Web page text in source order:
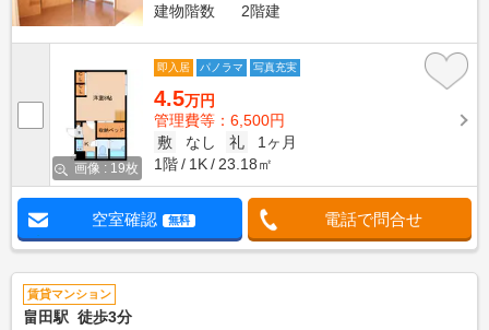
建物階数
2階建
画像 : 19枚
即入居 パノラマ 写真充実
4.5万円
管理費等：6,500円
敷
なし 礼
1ヶ月
1階
1K 23.18㎡
空室確認 無料 電話で問合せ
賃貸マンション
畠田駅 徒歩3分